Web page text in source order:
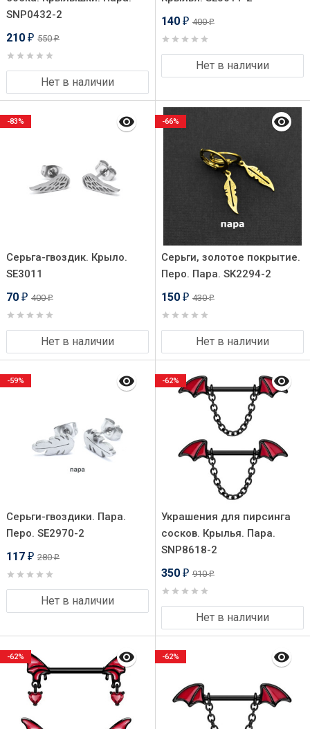
SNP0432-2
210 ₽ 550₽
Нет в наличии
140 ₽ 400₽
Нет в наличии
Серьга-гвоздик. Крыло.
SE3011
70 ₽ 400₽
Нет в наличии
-83%
Серьги, золотое покрытие.
Перо. Пара. SK2294-2
150 ₽ 430₽
Нет в наличии
-66%
Серьги-гвоздики. Пара.
Перо. SE2970-2
117 ₽ 280₽
Нет в наличии
-59%
Украшения для пирсинга
сосков. Крылья. Пара.
SNP8618-2
350 ₽ 910₽
Нет в наличии
-62%
-62% -62%